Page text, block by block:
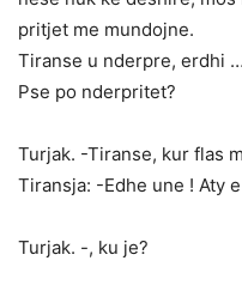
pritjet me mundojne.
Tiranse u nderpre, erdhi
Pse po nderpritet?
Turjak. -Tiranse, kur flas
Tiransja: -Edhe une ! Aty
Turjak. -, ku je?